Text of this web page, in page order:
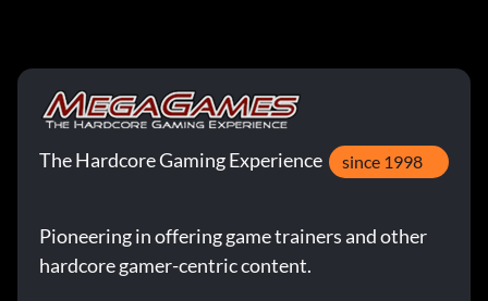
The Hardcore Gaming Experience since 1998
Pioneering in offering game trainers and other
hardcore gamer-centric content.